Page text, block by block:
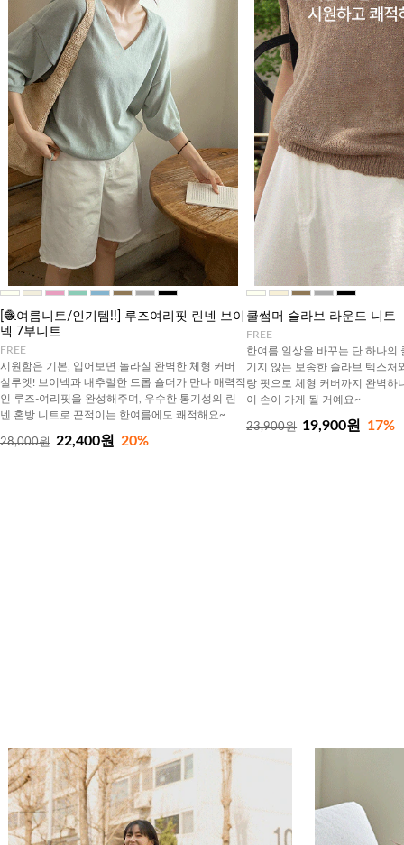
[🧶여름니트/인기템!!] 루즈여리핏 린넨 브이
넥 7부니트
FREE
시원함은 기본, 입어보면 놀라실 완벽한 체형 커버
실루엣! 브이넥과 내추럴한 드롭 숄더가 만나 매력적
인 루즈-여리핏을 완성해주며, 우수한 통기성의 린
넨 혼방 니트로 끈적이는 한여름에도 쾌적해요~
28,000원 22,400원 20%
쿨썸머 슬라브 라운드 니트
FREE
한여름 일상을 바꾸는 단 하나의
기지 않는 보송한 슬라브 텍스처
랑 핏으로 체형 커버까지 완벽하
이 손이 가게 될 거예요~
23,900원 19,900원 17%